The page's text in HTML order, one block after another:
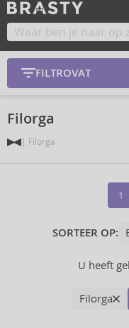
FILTROVAT
Filorga
Filorga
1
SORTEER OP:
U heeft
Filorga